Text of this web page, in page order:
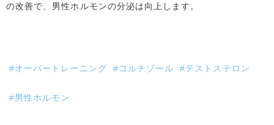
の改善で、男性ホルモンの分泌は向上します。
#オーバートレーニング #コルチゾール #テストステロン
#男性ホルモン